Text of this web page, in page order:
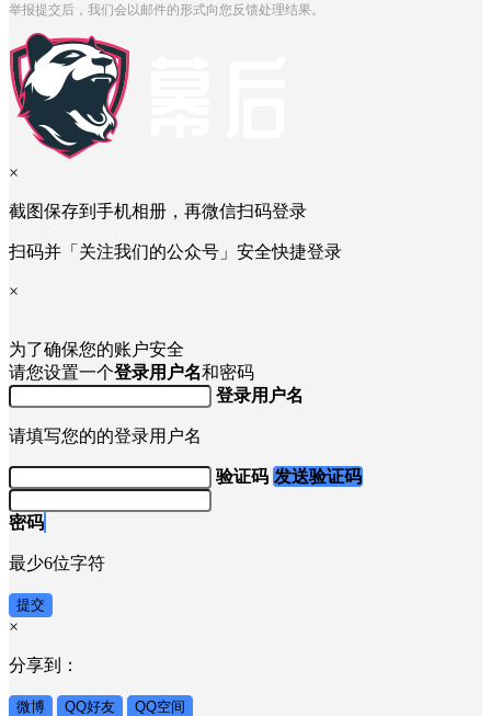
举报提交后，我们会以邮件的形式向您反馈处理结果。
×
截图保存到手机相册，再微信扫码登录
扫码并「关注我们的公众号」安全快捷登录
×
为了确保您的账户安全
请您设置一个登录用户名和密码
登录用户名
请填写您的的登录用户名
验证码 发送验证码
密码
最少6位字符
提交
×
分享到：
微博 QQ好友 QQ空间